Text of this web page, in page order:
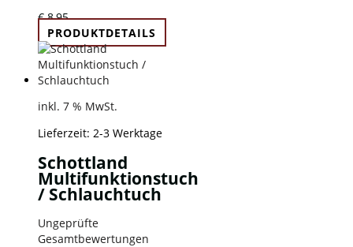
€8,95
PRODUKTDETAILS
inkl. 7 % MwSt.
Lieferzeit: 2-3 Werktage
Schottland
Multifunktionstuch
/ Schlauchtuch
Ungeprüfte
Gesamtbewertungen